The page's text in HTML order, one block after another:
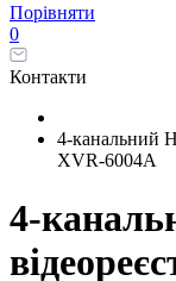
Порівняти
0
Контакти
4-канальний
XVR-6004A
4-